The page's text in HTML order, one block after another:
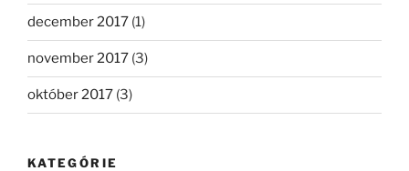
december 2017 (1)
november 2017 (3)
október 2017 (3)
KATEGÓRIE